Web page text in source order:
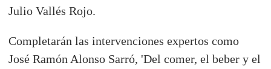
Julio Vallés Rojo.
Completarán las intervenciones expertos como
José Ramón Alonso Sarró, 'Del comer, el beber y el